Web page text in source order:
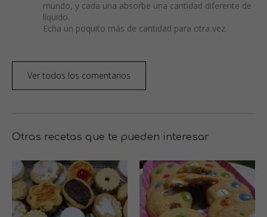
mundo, y cada una absorbe una cantidad diferente de
líquido.
Echa un poquito más de cantidad para otra vez.
Ver todos los comentarios
Otras recetas que te pueden interesar